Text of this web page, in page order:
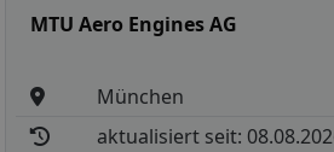
MTU Aero Engines AG
München
aktualisiert seit: